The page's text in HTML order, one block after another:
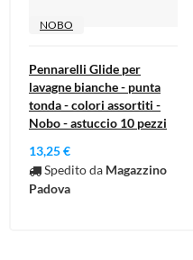
NOBO
Pennarelli Glide per
lavagne bianche - punta
tonda - colori assortiti -
Nobo - astuccio 10 pezzi
13,25 €
Spedito da Magazzino
Padova